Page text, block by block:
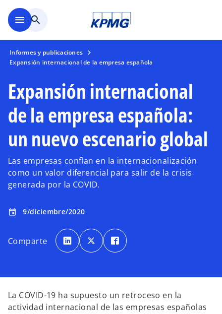
menu search
Informes y publicaciones
Expansión internacional de la empresa española
Expansión internacional
de la empresa española:
un nuevo escenario global
Las empresas confían en la internacionalización
como un valor diferencial para salir de la crisis
generada por la COVID.
event 9/diciembre/2020
Comparte e
a
b
u
p
e
s
e
a
b
u
p
e
s
e
a
u
p
s
La COVID-19 ha supuesto un retroceso en la
actividad internacional de las empresas españolas